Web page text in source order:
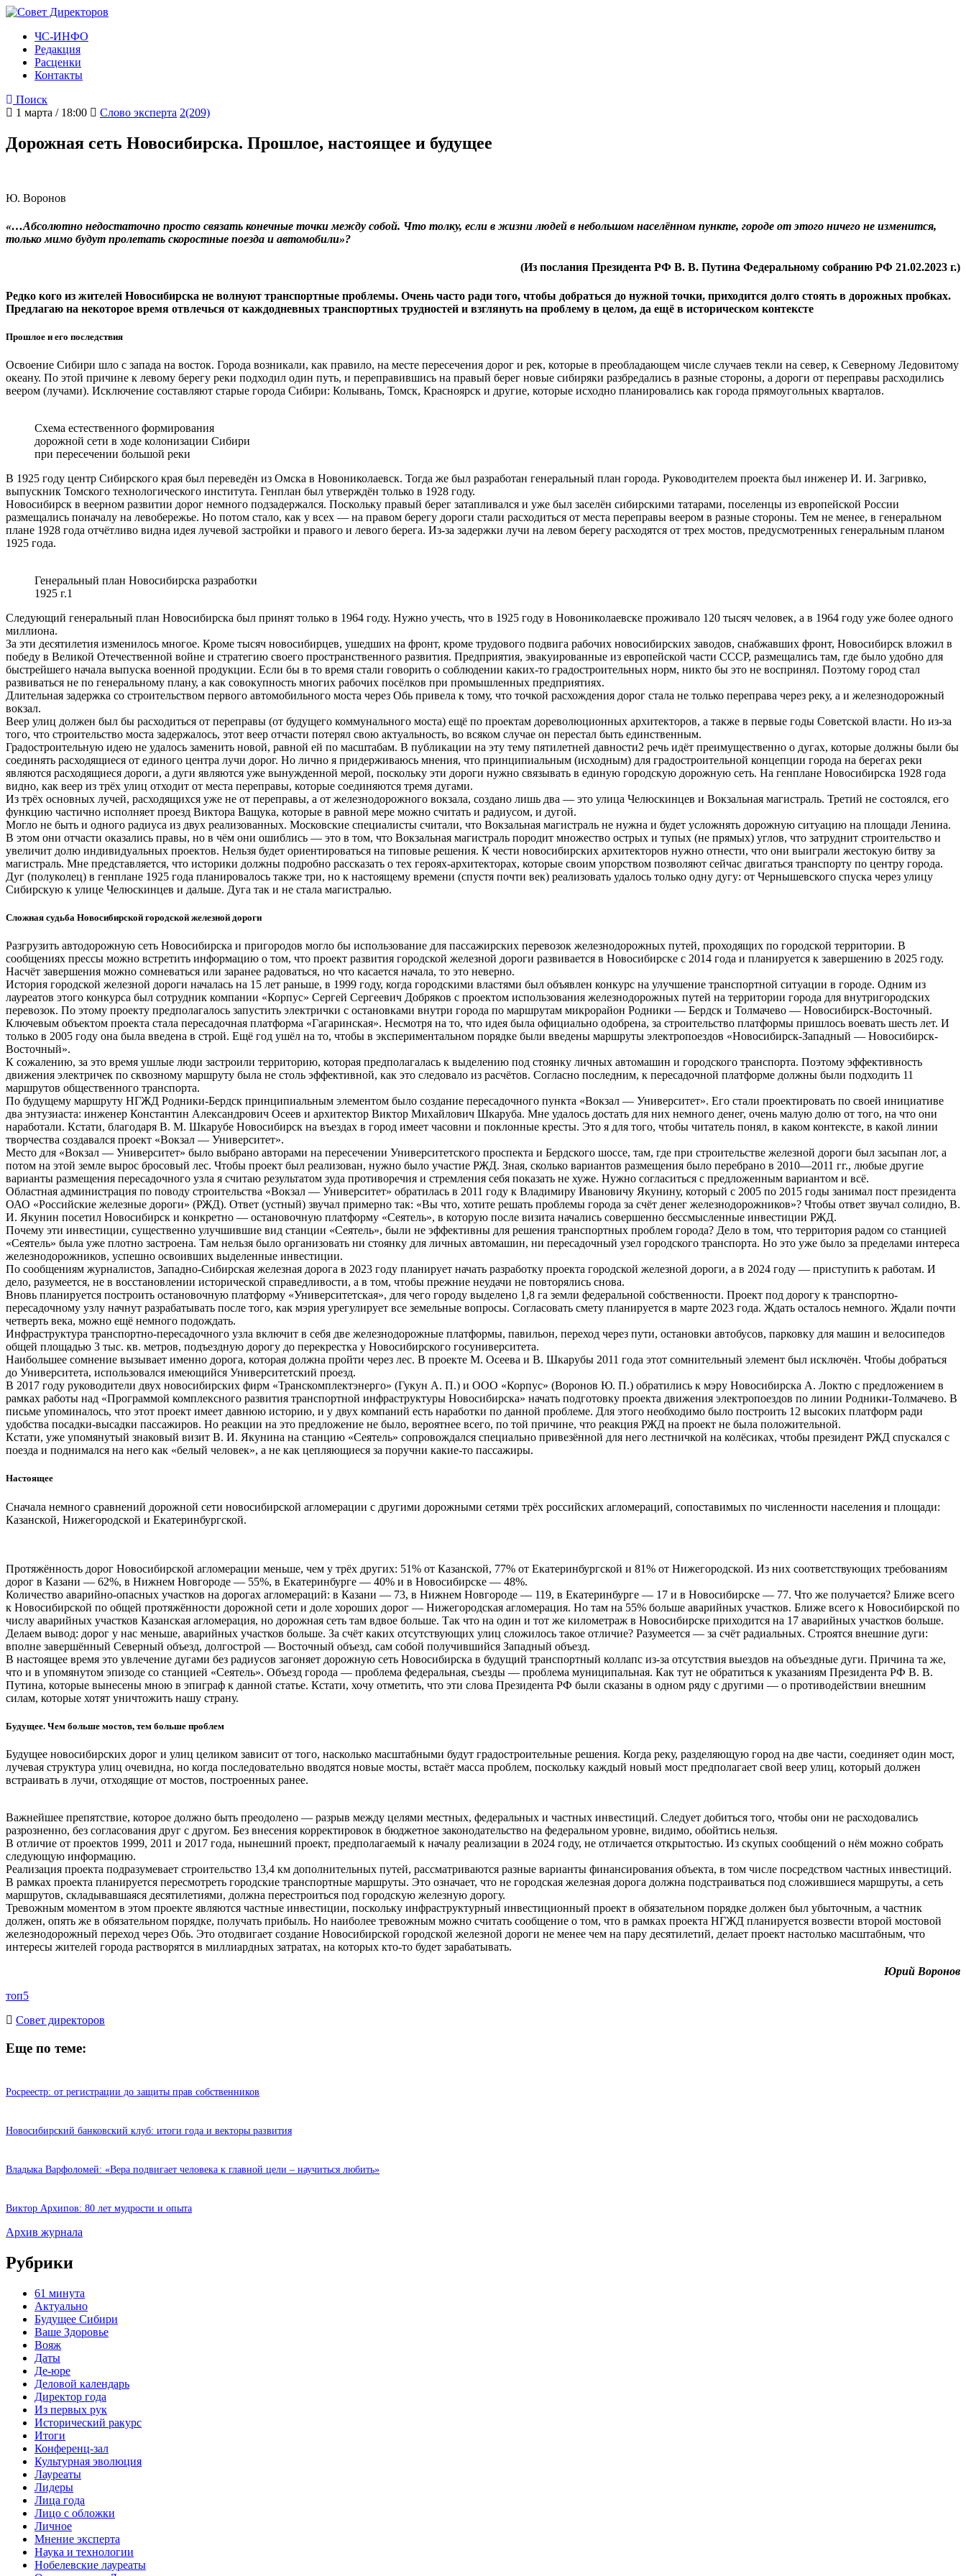
ЧС-ИНФО
Редакция
Расценки
Контакты
Поиск
1 марта / 18:00
Слово эксперта 2(209)
Дорожная сеть Новосибирска. Прошлое, настоящее и будущее
Ю. Воронов
«…Абсолютно недостаточно просто связать конечные точки между собой. Что толку, если в жизни людей в небольшом населённом пункте, городе от этого ничего не изменится,
только мимо будут пролетать скоростные поезда и автомобили»?
(Из послания Президента РФ В. В. Путина Федеральному собранию РФ 21.02.2023 г.)
Редко кого из жителей Новосибирска не волнуют транспортные проблемы. Очень часто ради того, чтобы добраться до нужной точки, приходится долго стоять в дорожных пробках.
Предлагаю на некоторое время отвлечься от каждодневных транспортных трудностей и взглянуть на проблему в целом, да ещё в историческом контексте
Прошлое и его последствия
Освоение Сибири шло с запада на восток. Города возникали, как правило, на месте пересечения дорог и рек, которые в преобладающем числе случаев текли на север, к Северному Ледовитому
океану. По этой причине к левому берегу реки подходил один путь, и переправившись на правый берег новые сибиряки разбредались в разные стороны, а дороги от переправы расходились
веером (лучами). Исключение составляют старые города Сибири: Колывань, Томск, Красноярск и другие, которые исходно планировались как города прямоугольных кварталов.
Схема естественного формирования
дорожной сети в ходе колонизации Сибири
при пересечении большой реки
В 1925 году центр Сибирского края был переведён из Омска в Новониколаевск. Тогда же был разработан генеральный план города. Руководителем проекта был инженер И. И. Загривко,
выпускник Томского технологического института. Генплан был утверждён только в 1928 году.
Новосибирск в веерном развитии дорог немного подзадержался. Поскольку правый берег затапливался и уже был заселён сибирскими татарами, поселенцы из европейской России
размещались поначалу на левобережье. Но потом стало, как у всех — на правом берегу дороги стали расходиться от места переправы веером в разные стороны. Тем не менее, в генеральном
плане 1928 года отчётливо видна идея лучевой застройки и правого и левого берега. Из-за задержки лучи на левом берегу расходятся от трех мостов, предусмотренных генеральным планом
1925 года.
Генеральный план Новосибирска разработки
1925 г.1
Следующий генеральный план Новосибирска был принят только в 1964 году. Нужно учесть, что в 1925 году в Новониколаевске проживало 120 тысяч человек, а в 1964 году уже более одного
миллиона.
За эти десятилетия изменилось многое. Кроме тысяч новосибирцев, ушедших на фронт, кроме трудового подвига рабочих новосибирских заводов, снабжавших фронт, Новосибирск вложил в
победу в Великой Отечественной войне и стратегию своего пространственного развития. Предприятия, эвакуированные из европейской части СССР, размещались там, где было удобно для
быстрейшего начала выпуска военной продукции. Если бы в то время стали говорить о соблюдении каких-то градостроительных норм, никто бы это не воспринял. Поэтому город стал
развиваться не по генеральному плану, а как совокупность многих рабочих посёлков при промышленных предприятиях.
Длительная задержка со строительством первого автомобильного моста через Обь привела к тому, что точкой расхождения дорог стала не только переправа через реку, а и железнодорожный
вокзал.
Веер улиц должен был бы расходиться от переправы (от будущего коммунального моста) ещё по проектам дореволюционных архитекторов, а также в первые годы Советской власти. Но из-за
того, что строительство моста задержалось, этот веер отчасти потерял свою актуальность, во всяком случае он перестал быть единственным.
Градостроительную идею не удалось заменить новой, равной ей по масштабам. В публикации на эту тему пятилетней давности2 речь идёт преимущественно о дугах, которые должны были бы
соединять расходящиеся от единого центра лучи дорог. Но лично я придерживаюсь мнения, что принципиальным (исходным) для градостроительной концепции города на берегах реки
являются расходящиеся дороги, а дуги являются уже вынужденной мерой, поскольку эти дороги нужно связывать в единую городскую дорожную сеть. На генплане Новосибирска 1928 года
видно, как веер из трёх улиц отходит от места переправы, которые соединяются тремя дугами.
Из трёх основных лучей, расходящихся уже не от переправы, а от железнодорожного вокзала, создано лишь два — это улица Челюскинцев и Вокзальная магистраль. Третий не состоялся, его
функцию частично исполняет проезд Виктора Ващука, которые в равной мере можно считать и радиусом, и дугой.
Могло не быть и одного радиуса из двух реализованных. Московские специалисты считали, что Вокзальная магистраль не нужна и будет усложнять дорожную ситуацию на площади Ленина.
В этом они отчасти оказались правы, но в чём они ошиблись — это в том, что Вокзальная магистраль породит множество острых и тупых (не прямых) углов, что затруднит строительство и
увеличит долю индивидуальных проектов. Нельзя будет ориентироваться на типовые решения. К чести новосибирских архитекторов нужно отнести, что они выиграли жестокую битву за
магистраль. Мне представляется, что историки должны подробно рассказать о тех героях-архитекторах, которые своим упорством позволяют сейчас двигаться транспорту по центру города.
Дуг (полуколец) в генплане 1925 года планировалось также три, но к настоящему времени (спустя почти век) реализовать удалось только одну дугу: от Чернышевского спуска через улицу
Сибирскую к улице Челюскинцев и дальше. Дуга так и не стала магистралью.
Сложная судьба Новосибирской городской железной дороги
Разгрузить автодорожную сеть Новосибирска и пригородов могло бы использование для пассажирских перевозок железнодорожных путей, проходящих по городской территории. В
сообщениях прессы можно встретить информацию о том, что проект развития городской железной дороги развивается в Новосибирске с 2014 года и планируется к завершению в 2025 году.
Насчёт завершения можно сомневаться или заранее радоваться, но что касается начала, то это неверно.
История городской железной дороги началась на 15 лет раньше, в 1999 году, когда городскими властями был объявлен конкурс на улучшение транспортной ситуации в городе. Одним из
лауреатов этого конкурса был сотрудник компании «Корпус» Сергей Сергеевич Добряков с проектом использования железнодорожных путей на территории города для внутригородских
перевозок. По этому проекту предполагалось запустить электрички с остановками внутри города по маршрутам микрорайон Родники — Бердск и Толмачево — Новосибирск-Восточный.
Ключевым объектом проекта стала пересадочная платформа «Гагаринская». Несмотря на то, что идея была официально одобрена, за строительство платформы пришлось воевать шесть лет. И
только в 2005 году она была введена в строй. Ещё год ушёл на то, чтобы в экспериментальном порядке были введены маршруты электропоездов «Новосибирск-Западный — Новосибирск-
Восточный».
К сожалению, за это время ушлые люди застроили территорию, которая предполагалась к выделению под стоянку личных автомашин и городского транспорта. Поэтому эффективность
движения электричек по сквозному маршруту была не столь эффективной, как это следовало из расчётов. Согласно последним, к пересадочной платформе должны были подходить 11
маршрутов общественного транспорта.
По будущему маршруту НГЖД Родники-Бердск принципиальным элементом было создание пересадочного пункта «Вокзал — Университет». Его стали проектировать по своей инициативе
два энтузиаста: инженер Константин Александрович Осеев и архитектор Виктор Михайлович Шкаруба. Мне удалось достать для них немного денег, очень малую долю от того, на что они
наработали. Кстати, благодаря В. М. Шкарубе Новосибирск на въездах в город имеет часовни и поклонные кресты. Это я для того, чтобы читатель понял, в каком контексте, в какой линии
творчества создавался проект «Вокзал — Университет».
Место для «Вокзал — Университет» было выбрано авторами на пересечении Университетского проспекта и Бердского шоссе, там, где при строительстве железной дороги был засыпан лог, а
потом на этой земле вырос бросовый лес. Чтобы проект был реализован, нужно было участие РЖД. Зная, сколько вариантов размещения было перебрано в 2010—2011 гг., любые другие
варианты размещения пересадочного узла я считаю результатом зуда противоречия и стремления себя показать не хуже. Нужно согласиться с предложенным вариантом и всё.
Областная администрация по поводу строительства «Вокзал — Университет» обратилась в 2011 году к Владимиру Ивановичу Якунину, который с 2005 по 2015 годы занимал пост президента
ОАО «Российские железные дороги» (РЖД). Ответ (устный) звучал примерно так: «Вы что, хотите решать проблемы города за счёт денег железнодорожников»? Чтобы ответ звучал солидно, В.
И. Якунин посетил Новосибирск и конкретно — остановочную платформу «Сеятель», в которую после визита начались совершенно бессмысленные инвестиции РЖД.
Почему эти инвестиции, существенно улучшившие вид станции «Сеятель», были не эффективны для решения транспортных проблем города? Дело в том, что территория радом со станцией
«Сеятель» была уже плотно застроена. Там нельзя было организовать ни стоянку для личных автомашин, ни пересадочный узел городского транспорта. Но это уже было за пределами интереса
железнодорожников, успешно освоивших выделенные инвестиции.
По сообщениям журналистов, Западно-Сибирская железная дорога в 2023 году планирует начать разработку проекта городской железной дороги, а в 2024 году — приступить к работам. И
дело, разумеется, не в восстановлении исторической справедливости, а в том, чтобы прежние неудачи не повторялись снова.
Вновь планируется построить остановочную платформу «Университетская», для чего городу выделено 1,8 га земли федеральной собственности. Проект под дорогу к транспортно-
пересадочному узлу начнут разрабатывать после того, как мэрия урегулирует все земельные вопросы. Согласовать смету планируется в марте 2023 года. Ждать осталось немного. Ждали почти
четверть века, можно ещё немного подождать.
Инфраструктура транспортно-пересадочного узла включит в себя две железнодорожные платформы, павильон, переход через пути, остановки автобусов, парковку для машин и велосипедов
общей площадью 3 тыс. кв. метров, подъездную дорогу до перекрестка у Новосибирского госуниверситета.
Наибольшее сомнение вызывает именно дорога, которая должна пройти через лес. В проекте М. Осеева и В. Шкарубы 2011 года этот сомнительный элемент был исключён. Чтобы добраться
до Университета, использовался имеющийся Университетский проезд.
В 2017 году руководители двух новосибирских фирм «Транскомплектэнерго» (Гукун А. П.) и ООО «Корпус» (Воронов Ю. П.) обратились к мэру Новосибирска А. Локтю с предложением в
рамках работы над «Программой комплексного развития транспортной инфраструктуры Новосибирска» начать подготовку проекта движения электропоездов по линии Родники-Толмачево. В
письме упоминалось, что этот проект имеет давнюю историю, и у двух компаний есть наработки по данной проблеме. Для этого необходимо было построить 12 высоких платформ ради
удобства посадки-высадки пассажиров. Но реакции на это предложение не было, вероятнее всего, по той причине, что реакция РЖД на проект не была положительной.
Кстати, уже упомянутый знаковый визит В. И. Якунина на станцию «Сеятель» сопровождался специально привезённой для него лестничкой на колёсиках, чтобы президент РЖД спускался с
поезда и поднимался на него как «белый человек», а не как цепляющиеся за поручни какие-то пассажиры.
Настоящее
Сначала немного сравнений дорожной сети новосибирской агломерации с другими дорожными сетями трёх российских агломераций, сопоставимых по численности населения и площади:
Казанской, Нижегородской и Екатеринбургской.
Протяжённость дорог Новосибирской агломерации меньше, чем у трёх других: 51% от Казанской, 77% от Екатеринбургской и 81% от Нижегородской. Из них соответствующих требованиям
дорог в Казани — 62%, в Нижнем Новгороде — 55%, в Екатеринбурге — 40% и в Новосибирске — 48%.
Количество аварийно-опасных участков на дорогах агломераций: в Казани — 73, в Нижнем Новгороде — 119, в Екатеринбурге — 17 и в Новосибирске — 77. Что же получается? Ближе всего
к Новосибирской по общей протяжённости дорожной сети и доле хороших дорог — Нижегородская агломерация. Но там на 55% больше аварийных участков. Ближе всего к Новосибирской по
числу аварийных участков Казанская агломерация, но дорожная сеть там вдвое больше. Так что на один и тот же километраж в Новосибирске приходится на 17 аварийных участков больше.
Делаем вывод: дорог у нас меньше, аварийных участков больше. За счёт каких отсутствующих улиц сложилось такое отличие? Разумеется — за счёт радиальных. Строятся внешние дуги:
вполне завершённый Северный объезд, долгострой — Восточный объезд, сам собой получившийся Западный объезд.
В настоящее время это увлечение дугами без радиусов загоняет дорожную сеть Новосибирска в будущий транспортный коллапс из-за отсутствия выездов на объездные дуги. Причина та же,
что и в упомянутом эпизоде со станцией «Сеятель». Объезд города — проблема федеральная, съезды — проблема муниципальная. Как тут не обратиться к указаниям Президента РФ В. В.
Путина, которые вынесены мною в эпиграф к данной статье. Кстати, хочу отметить, что эти слова Президента РФ были сказаны в одном ряду с другими — о противодействии внешним
силам, которые хотят уничтожить нашу страну.
Будущее. Чем больше мостов, тем больше проблем
Будущее новосибирских дорог и улиц целиком зависит от того, насколько масштабными будут градостроительные решения. Когда реку, разделяющую город на две части, соединяет один мост,
лучевая структура улиц очевидна, но когда последовательно вводятся новые мосты, встаёт масса проблем, поскольку каждый новый мост предполагает свой веер улиц, который должен
встраивать в лучи, отходящие от мостов, построенных ранее.
Важнейшее препятствие, которое должно быть преодолено — разрыв между целями местных, федеральных и частных инвестиций. Следует добиться того, чтобы они не расходовались
разрозненно, без согласования друг с другом. Без внесения корректировок в бюджетное законодательство на федеральном уровне, видимо, обойтись нельзя.
В отличие от проектов 1999, 2011 и 2017 года, нынешний проект, предполагаемый к началу реализации в 2024 году, не отличается открытостью. Из скупых сообщений о нём можно собрать
следующую информацию.
Реализация проекта подразумевает строительство 13,4 км дополнительных путей, рассматриваются разные варианты финансирования объекта, в том числе посредством частных инвестиций.
В рамках проекта планируется пересмотреть городские транспортные маршруты. Это означает, что не городская железная дорога должна подстраиваться под сложившиеся маршруты, а сеть
маршрутов, складывавшаяся десятилетиями, должна перестроиться под городскую железную дорогу.
Тревожным моментом в этом проекте являются частные инвестиции, поскольку инфраструктурный инвестиционный проект в обязательном порядке должен был убыточным, а частник
должен, опять же в обязательном порядке, получать прибыль. Но наиболее тревожным можно считать сообщение о том, что в рамках проекта НГЖД планируется возвести второй мостовой
железнодорожный переход через Обь. Это отодвигает создание Новосибирской городской железной дороги не менее чем на пару десятилетий, делает проект настолько масштабным, что
интересы жителей города растворятся в миллиардных затратах, на которых кто-то будет зарабатывать.
Юрий Воронов
топ5
Cовет директоров
Еще по теме:
Росреестр: от регистрации до защиты прав собственников
Новосибирский банковский клуб: итоги года и векторы развития
Владыка Варфоломей: «Вера подвигает человека к главной цели – научиться любить»
Виктор Архипов: 80 лет мудрости и опыта
Архив журнала
Рубрики
61 минута
Актуально
Будущее Сибири
Ваше Здоровье
Вояж
Даты
Де-юре
Деловой календарь
Директор года
Из первых рук
Исторический ракурс
Итоги
Конференц-зал
Культурная эволюция
Лауреаты
Лидеры
Лица года
Лицо с обложки
Личное
Мнение эксперта
Наука и технологии
Нобелевские лауреаты